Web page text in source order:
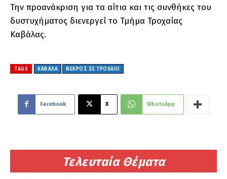
Τελευταία Θέματα
Την προανάκριση για τα αίτια και τις συνθήκες του
δυστυχήματος διενεργεί το Τμήμα Τροχαίας
Καβάλας.
TAGS ΚΑΒΑΛΑ ΝΕΚΡΟΣ ΣΕ ΤΡΟΧΑΙΟ
Facebook X WhatsApp